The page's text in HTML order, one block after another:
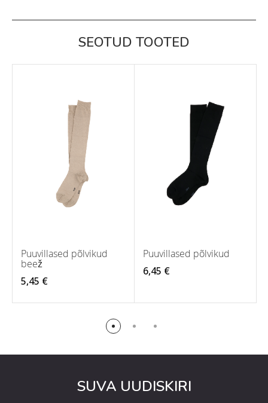
SEOTUD TOOTED
Puuvillased põlvikud
beež
5,45 €
Puuvillased põlvikud
6,45 €
SUVA UUDISKIRI